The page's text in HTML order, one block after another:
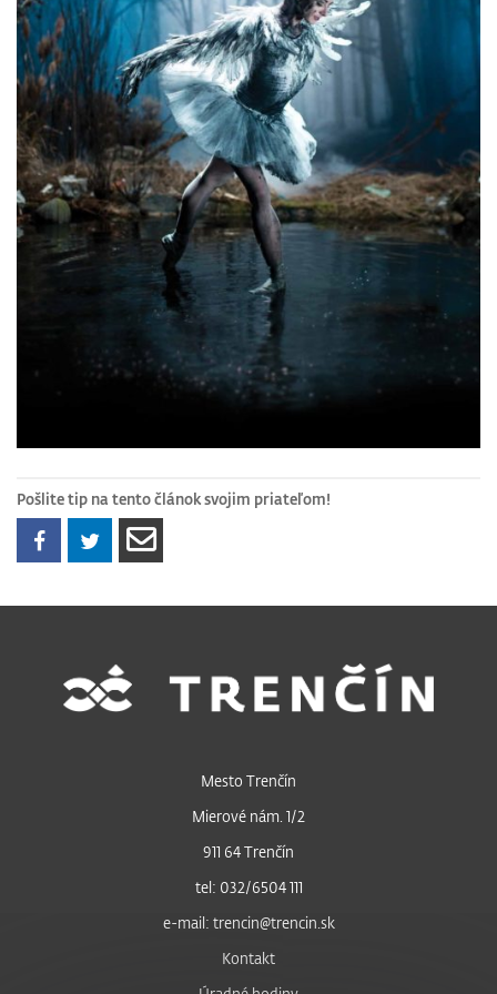
Pošlite tip na tento článok svojim priateľom!
Mesto Trenčín
Mierové nám. 1/2
911 64 Trenčín
tel: 032/6504 111
e-mail: trencin@trencin.sk
Kontakt